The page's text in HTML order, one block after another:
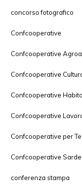
concorso fotografico
Confcooperative
Confcooperative
Confcooperative
Confcooperative
Confcooperative
Confcooperative per Te
Confcooperative
conferenza stampa